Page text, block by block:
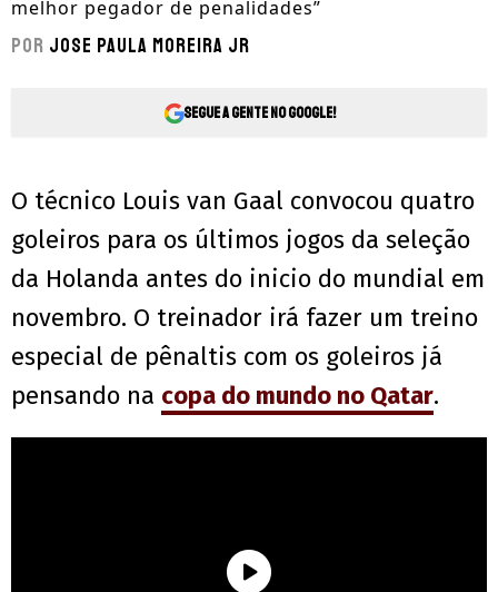
melhor pegador de penalidades”
Por Jose Paula Moreira Jr
Segue a gente no Google!
O técnico Louis van Gaal convocou quatro
goleiros para os últimos jogos da seleção
da Holanda antes do inicio do mundial em
novembro. O treinador irá fazer um treino
especial de pênaltis com os goleiros já
pensando na copa do mundo no Qatar.